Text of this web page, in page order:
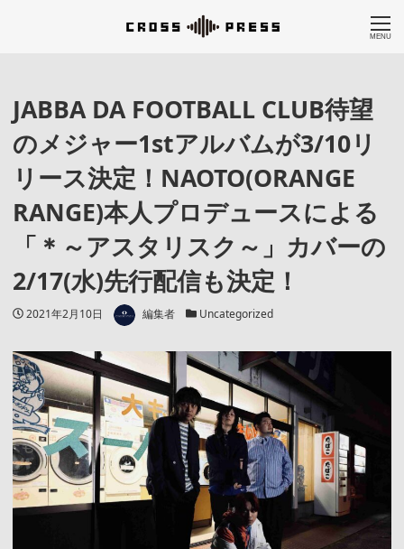
MENU
JABBA DA FOOTBALL CLUB待望
のメジャー1stアルバムが3/10リ
リース決定！NAOTO(ORANGE
RANGE)本人プロデュースによる
「＊～アスタリスク～」カバーの
2/17(水)先行配信も決定！
投稿日
2021年2月10日 著者 編集者 カテゴリー
Uncategorized